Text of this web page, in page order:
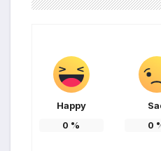
Happy
0 % 0